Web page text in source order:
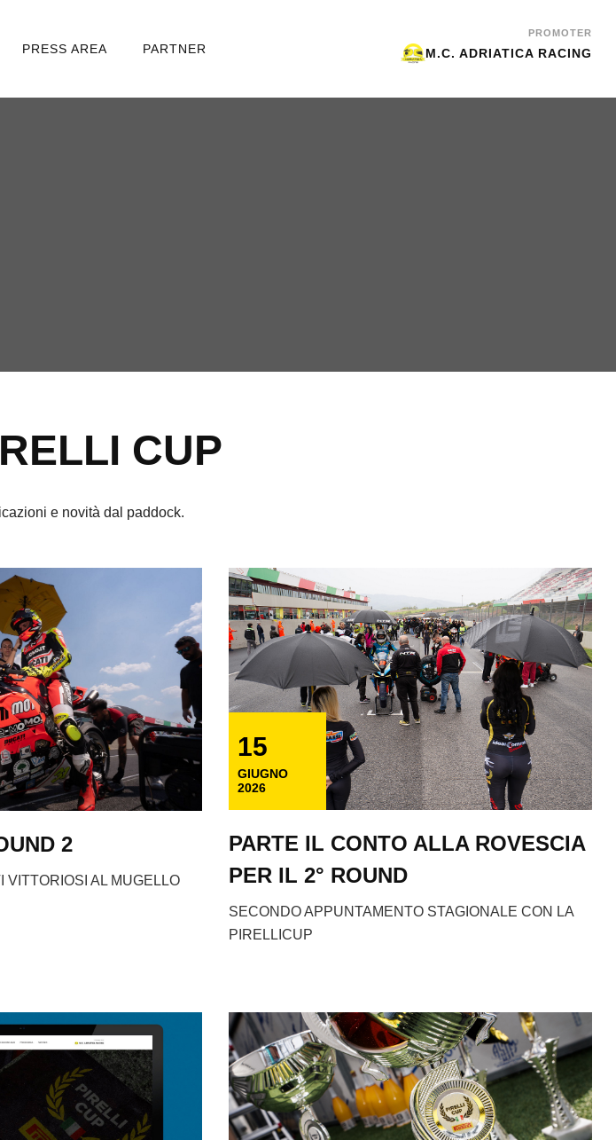
PRESS AREA PARTNER
PROMOTER
M.C. ADRIATICA RACING
CUP
e novità dal paddock.
2
VITTORIOSI AL MUGELLO
15
GIUGNO
2026
PARTE IL CONTO ALLA ROVESCIA
PER IL 2° ROUND
SECONDO APPUNTAMENTO STAGIONALE CON LA
PIRELLICUP